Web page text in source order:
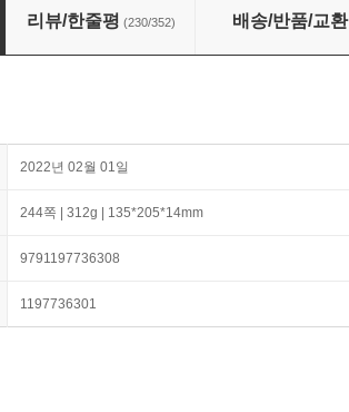
리뷰/한줄평 (230/352) 배송/반품/교환
2022년 02월 01일
244쪽 | 312g | 135*205*14mm
9791197736308
1197736301